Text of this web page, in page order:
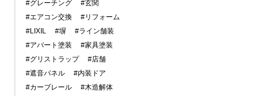
#グレーチング
#玄関
#エアコン交換
#リフォーム
#LIXIL
#塀
#ライン舗装
#アパート塗装
#家具塗装
#グリストラップ
#店舗
#遮音パネル
#内装ドア
#カーブレール
#木造解体